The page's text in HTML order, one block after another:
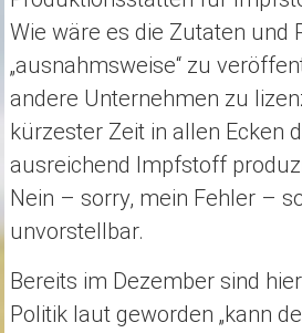
Wie wäre es die Zutaten und
„ausnahmsweise“ zu
andere Unternehmen zu
kürzester Zeit in allen Ecken
ausreichend Impfstoff
Nein – sorry, mein Fehler –
unvorstellbar.
Bereits im Dezember sind
Politik laut geworden „kann